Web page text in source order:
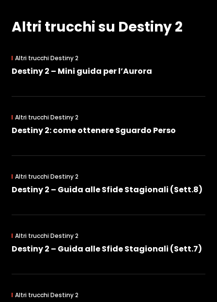
Altri trucchi su Destiny 2
Altri trucchi Destiny 2
Destiny 2 – Mini guida per l’Aurora
Altri trucchi Destiny 2
Destiny 2: come ottenere Sguardo Perso
Altri trucchi Destiny 2
Destiny 2 – Guida alle Sfide Stagionali (Sett.8)
Altri trucchi Destiny 2
Destiny 2 – Guida alle Sfide Stagionali (Sett.7)
Altri trucchi Destiny 2